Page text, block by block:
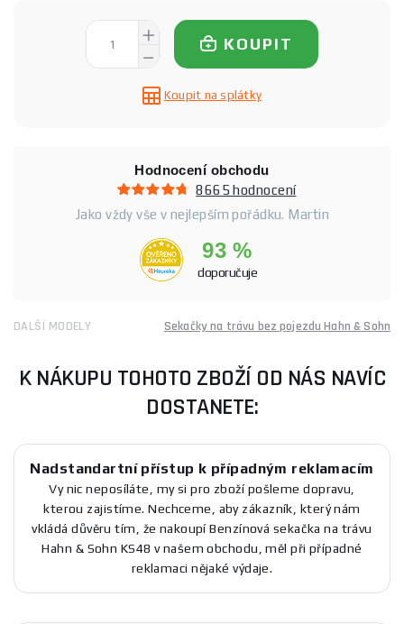
KOUPIT
Koupit na splátky
Hodnocení obchodu
8665 hodnocení
Jako vždy vše v nejlepším pořádku. Martin
93 %
doporučuje
DALŠÍ MODELY Sekačky na trávu bez pojezdu Hahn & Sohn
K NÁKUPU TOHOTO ZBOŽÍ OD NÁS NAVÍC
DOSTANETE:
Nadstandartní přístup k případným reklamacím
Vy nic neposíláte, my si pro zboží pošleme dopravu,
kterou zajistíme. Nechceme, aby zákazník, který nám
vkládá důvěru tím, že nakoupí Benzínová sekačka na trávu
Hahn & Sohn KS48 v našem obchodu, měl při případné
reklamaci nějaké výdaje.